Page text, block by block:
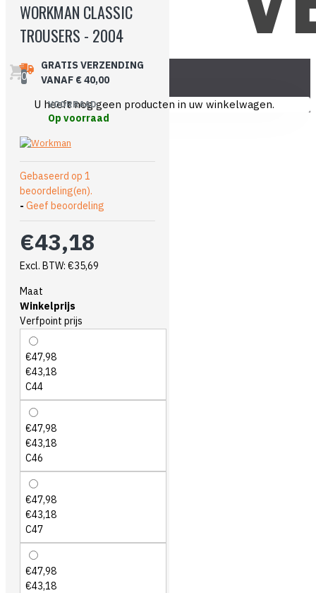
0
U heeft nog geen producten in uw winkelwagen.
WORKMAN CLASSIC
TROUSERS - 2004
GRATIS VERZENDING
VANAF € 40,00
VOORRAAD:
Op voorraad
Gebaseerd op 1
beoordeling(en).
- Geef beoordeling
€43,18
Excl. BTW: €35,69
Maat
Winkelprijs
Verfpoint prijs
€47,98
€43,18
C44
€47,98
€43,18
C46
€47,98
€43,18
C47
€47,98
€43,18